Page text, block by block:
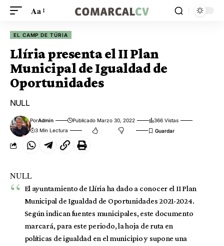
Aa
EL CAMP DE TÚRIA
Llíria presenta el II Plan
Municipal de Igualdad de
Oportunidades
NULL
PorAdmin Publicado Marzo 30, 2022
366 Vistas
3 Min Lectura
NULL
El ayuntamiento de Llíria ha dado a conocer el II Plan
Municipal de Igualdad de Oportunidades 2021-2024.
Según indican fuentes municipales, este documento
marcará, para este periodo, la hoja de ruta en
políticas de igualdad en el municipio y supone una